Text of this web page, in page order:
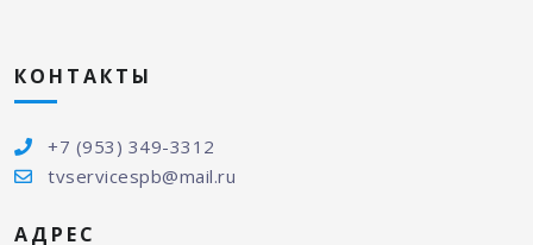
КОНТАКТЫ
+7 (953) 349-3312
tvservicespb@mail.ru
АДРЕС